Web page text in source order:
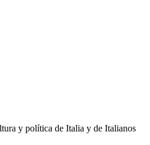
y política de Italia y de Italianos